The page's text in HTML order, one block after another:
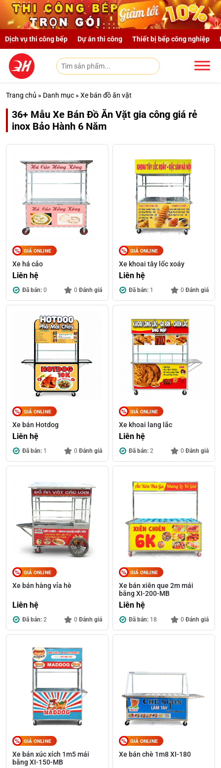
Skip to main content
Dịch vụ thi công bếp Dự án thi công Thiết bị bếp công nghiệp
Trang chủ » Danh mục » Xe bán đồ ăn vặt
36+ Mẫu Xe Bán Đồ Ăn Vặt gia công giá rẻ
inox Bảo Hành 6 Năm
GIÁ ONLINE
Xe há cảo
Liên hệ
Đã bán: 0 0 Đánh giá
GIÁ ONLINE
Xe khoai tây lốc xoáy
Liên hệ
Đã bán: 1 0 Đánh giá
GIÁ ONLINE
Xe bán Hotdog
Liên hệ
Đã bán: 1 0 Đánh giá
GIÁ ONLINE
Xe khoai lang lắc
Liên hệ
Đã bán: 2 0 Đánh giá
GIÁ ONLINE
Xe bán hàng vỉa hè
Liên hệ
Đã bán: 2 0 Đánh giá
GIÁ ONLINE
Xe bán xiên que 2m mái
bằng XI-200-MB
Liên hệ
Đã bán: 18 0 Đánh giá
GIÁ ONLINE
Xe bán xúc xích 1m5 mái
bằng XI-150-MB
GIÁ ONLINE
Xe bán chè 1m8 XI-180